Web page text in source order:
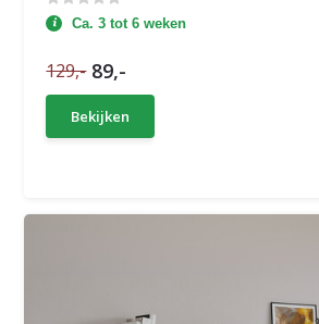
Ca. 3 tot 6 weken
129,- 89,-
Bekijken